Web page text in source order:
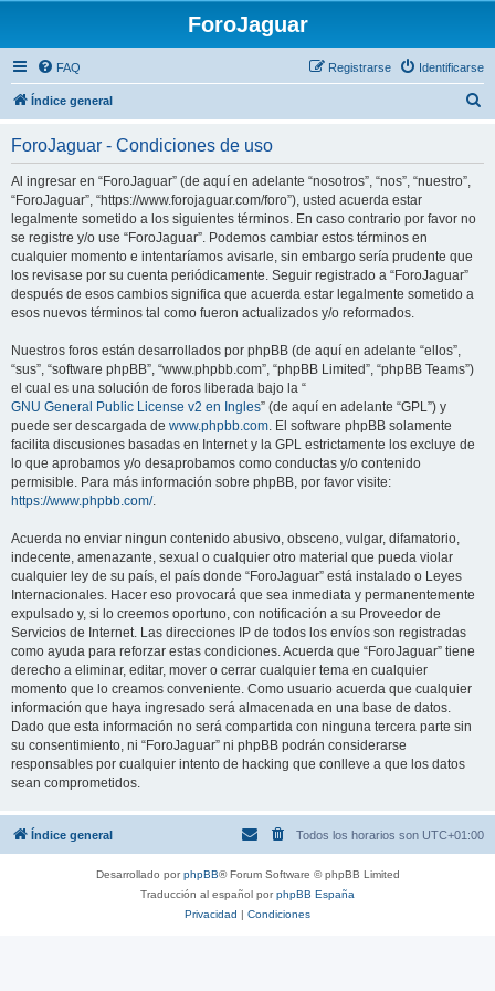
ForoJaguar
FAQ Identificarse
Registrarse
Índice general
ForoJaguar - Condiciones de uso
Al ingresar en “ForoJaguar” (de aquí en adelante “nosotros”, “nos”, “nuestro”,
“ForoJaguar”, “https://www.forojaguar.com/foro”), usted acuerda estar
legalmente sometido a los siguientes términos. En caso contrario por favor no
se registre y/o use “ForoJaguar”. Podemos cambiar estos términos en
cualquier momento e intentaríamos avisarle, sin embargo sería prudente que
los revisase por su cuenta periódicamente. Seguir registrado a “ForoJaguar”
después de esos cambios significa que acuerda estar legalmente sometido a
esos nuevos términos tal como fueron actualizados y/o reformados.
Nuestros foros están desarrollados por phpBB (de aquí en adelante “ellos”,
“sus”, “software phpBB”, “www.phpbb.com”, “phpBB Limited”, “phpBB Teams”)
el cual es una solución de foros liberada bajo la “
GNU General Public License v2 en Ingles” (de aquí en adelante “GPL”) y
puede ser descargada de www.phpbb.com. El software phpBB solamente
facilita discusiones basadas en Internet y la GPL estrictamente los excluye de
lo que aprobamos y/o desaprobamos como conductas y/o contenido
permisible. Para más información sobre phpBB, por favor visite:
https://www.phpbb.com/.
Acuerda no enviar ningun contenido abusivo, obsceno, vulgar, difamatorio,
indecente, amenazante, sexual o cualquier otro material que pueda violar
cualquier ley de su país, el país donde “ForoJaguar” está instalado o Leyes
Internacionales. Hacer eso provocará que sea inmediata y permanentemente
expulsado y, si lo creemos oportuno, con notificación a su Proveedor de
Servicios de Internet. Las direcciones IP de todos los envíos son registradas
como ayuda para reforzar estas condiciones. Acuerda que “ForoJaguar” tiene
derecho a eliminar, editar, mover o cerrar cualquier tema en cualquier
momento que lo creamos conveniente. Como usuario acuerda que cualquier
información que haya ingresado será almacenada en una base de datos.
Dado que esta información no será compartida con ninguna tercera parte sin
su consentimiento, ni “ForoJaguar” ni phpBB podrán considerarse
responsables por cualquier intento de hacking que conlleve a que los datos
sean comprometidos.
Índice general Todos los horarios son UTC+01:00
Desarrollado porphpBB® Forum Software © phpBB Limited
Traducción al español porphpBB España
Privacidad | Condiciones